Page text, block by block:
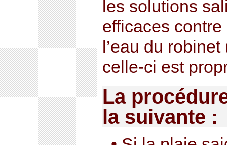
les solutions
efficaces
l’eau du
celle-ci est
La
la suivante :